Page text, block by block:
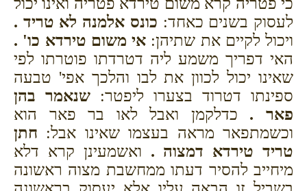
לעסוק בשנים כאחד: כונס אלמנה לא טריד .
ויכול לקיים את שתיהן: אי משום טירדא כו' .
האי דפריך משמע ליה דטרדתו פוטרתו לפי
שאינו יכול לכוון את לבו והלכך אפי' טבעה
ספינתו דטרוד בצערו ליפטר: שנאמר בהן
פאר . כדלקמן ואבל לאו בר פאר הוא
וכשמתפאר מראה בעצמו שאינו אבל: חתן
טריד טירדא דמצוה . ואשמעינן קרא דלא
מיחייב להסיר דעתו ממחשבת מצוה ראשונה